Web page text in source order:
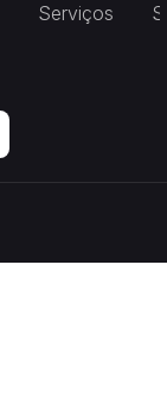
Serviços